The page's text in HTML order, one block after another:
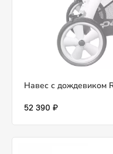
Навес с дождевиком
52 390 ₽